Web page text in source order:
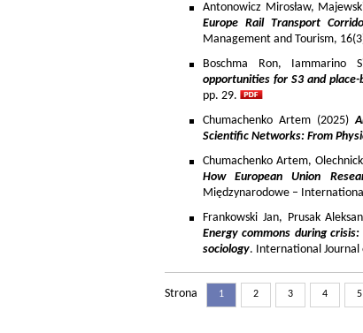
Antonowicz Mirosław,
Europe Rail Transport
Management and Tourism,
Boschma Ron, Iammarino
opportunities for S3 and place-
pp. 29.
Chumachenko Artem (2025)
Scientific Networks: From
Chumachenko Artem,
How European Union
Międzynarodowe –
Frankowski Jan, Prusak
Energy commons during
sociology. International Journal
Strona 1 2 3 4 5